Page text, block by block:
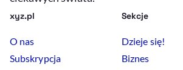
xyz.pl
O nas
Subskrypcja
Sekcje
Dzieje się!
Biznes